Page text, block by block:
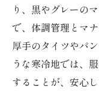
り、黒やグレーの
で、体調管理とマ
厚手のタイツやパ
うな寒冷地では、
することが、安心